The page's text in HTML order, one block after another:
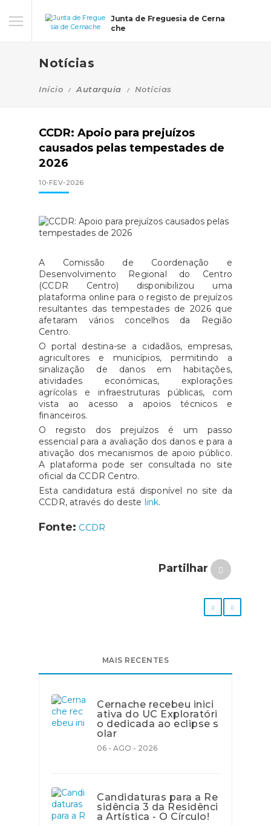
Junta de Freguesia de Cerna
che
Notícias
Início Autarquia Notícias
CCDR: Apoio para prejuízos
causados pelas tempestades de
2026
10-FEV-2026
A Comissão de Coordenação e
Desenvolvimento Regional do Centro
(CCDR Centro) disponibilizou uma
plataforma online para o registo de prejuízos
resultantes das tempestades de 2026 que
afetaram vários concelhos da Região
Centro.
O portal destina-se a cidadãos, empresas,
agricultores e municípios, permitindo a
sinalização de danos em habitações,
atividades económicas, explorações
agrícolas e infraestruturas públicas, com
vista ao acesso a apoios técnicos e
financeiros.
O registo dos prejuízos é um passo
essencial para a avaliação dos danos e para a
ativação dos mecanismos de apoio público.
A plataforma pode ser consultada no site
oficial da CCDR Centro.
Esta candidatura está disponível no site da
CCDR, através do deste link.
Fonte: CCDR
Partilhar
MAIS RECENTES
Cernache recebeu inici
ativa do UC Exploratóri
o dedicada ao eclipse s
olar
06 - AGO - 2026
Candidaturas para a Re
sidência 3 da Residênci
a Artística - O Círculo!